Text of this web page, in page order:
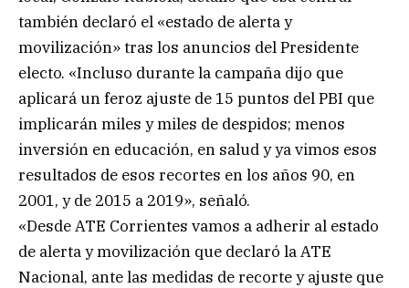
también declaró el «estado de alerta y
movilización» tras los anuncios del Presidente
electo. «Incluso durante la campaña dijo que
aplicará un feroz ajuste de 15 puntos del PBI que
implicarán miles y miles de despidos; menos
inversión en educación, en salud y ya vimos esos
resultados de esos recortes en los años 90, en
2001, y de 2015 a 2019», señaló.
«Desde ATE Corrientes vamos a adherir al estado
de alerta y movilización que declaró la ATE
Nacional, ante las medidas de recorte y ajuste que